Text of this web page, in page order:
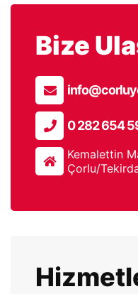
Bize
0 282 654
Kemalettin
Çorlu/